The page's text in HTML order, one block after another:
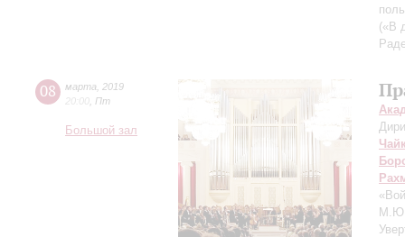
(«В
08 марта
2019
20:00 Пт
Большой зал
М.Ю.